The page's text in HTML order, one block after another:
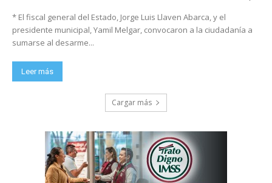
* El fiscal general del Estado, Jorge Luis Llaven Abarca, y el
presidente municipal, Yamil Melgar, convocaron a la ciudadanía a
sumarse al desarme...
Leer más
Cargar más